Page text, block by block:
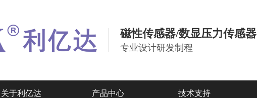
磁性传感器/数显压力传感器
专业设计研发制程
关于利亿达 产品中心 技术支持